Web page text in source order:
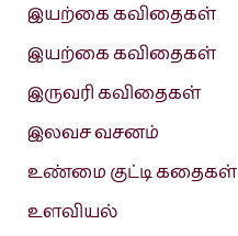
இயற்கை கவிதைகள்
இயற்கை கவிதைகள்
இருவரி கவிதைகள்
இலவச வசனம்
உண்மை குட்டி கதைகள்
உளவியல்